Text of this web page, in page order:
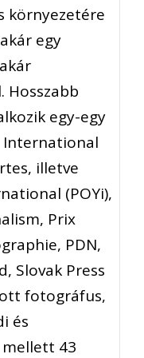
környezetére
egy
egy-egy
International
illetve
(POYi),
Prix
PDN,
Slovak Press
fotográfus,
és
mellett 43